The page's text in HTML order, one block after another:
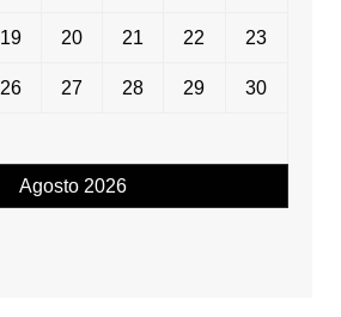
Agosto 2026
19 20 21 22 23
26 27 28 29 30